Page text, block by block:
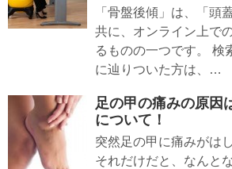
「骨盤後傾」は、「頭
共に、オンライン上で
るものの一つです。 検
に辿りついた方は、…
足の甲の痛みの原因
について！
突然足の甲に痛みがは
それだけだと、なんと